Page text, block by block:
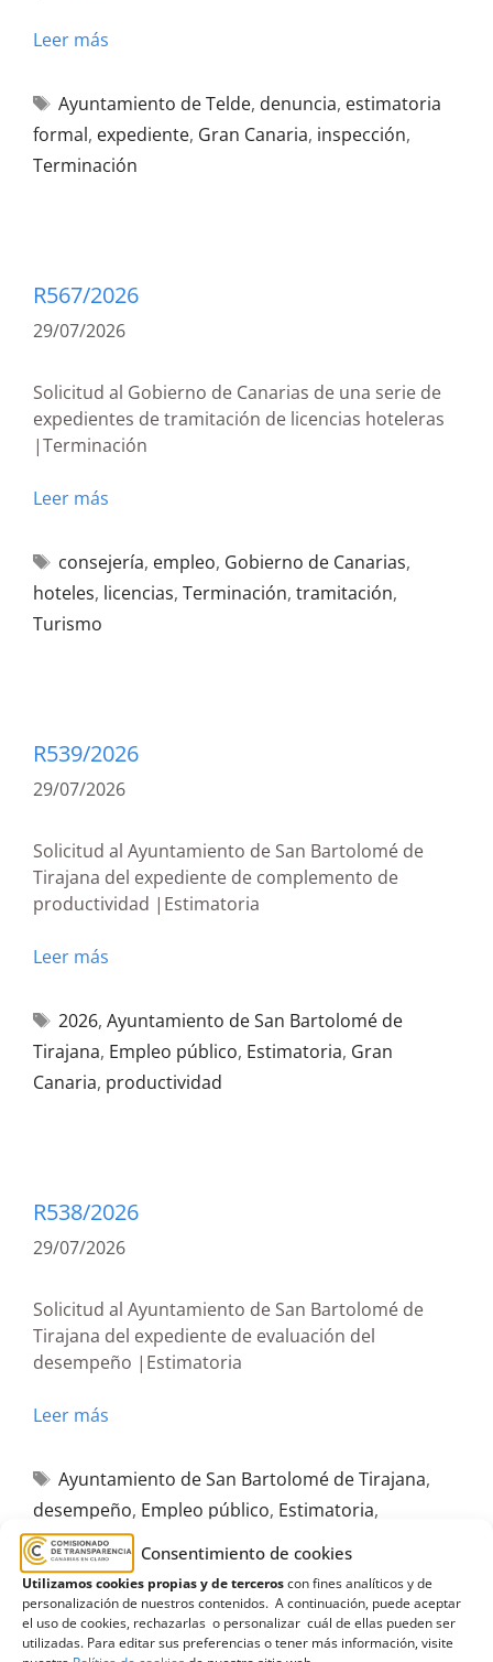
Consentimiento de cookies
Utilizamos cookies propias y de terceroscon fines analíticos y de
personalización de nuestros contenidos. A continuación, puede aceptar
el uso de cookies, rechazarlas o personalizar cuál de ellas pueden ser
utilizadas. Para editar sus preferencias o tener más información, visite
Leer más
Ayuntamiento de Telde, denuncia, estimatoria
formal, expediente, Gran Canaria, inspección,
Terminación
R567/2026
29/07/2026
Solicitud al Gobierno de Canarias de una serie de
expedientes de tramitación de licencias hoteleras
|Terminación
Leer más
consejería, empleo, Gobierno de Canarias,
hoteles, licencias, Terminación, tramitación,
Turismo
R539/2026
29/07/2026
Solicitud al Ayuntamiento de San Bartolomé de
Tirajana del expediente de complemento de
productividad |Estimatoria
Leer más
2026, Ayuntamiento de San Bartolomé de
Tirajana, Empleo público, Estimatoria, Gran
Canaria, productividad
R538/2026
29/07/2026
Solicitud al Ayuntamiento de San Bartolomé de
Tirajana del expediente de evaluación del
desempeño |Estimatoria
Leer más
Ayuntamiento de San Bartolomé de Tirajana,
desempeño, Empleo público, Estimatoria,
Evaluación,Gran Canaria